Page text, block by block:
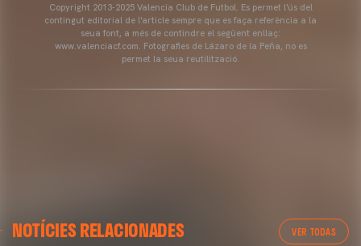
Copyright 2013-2025 Valencia Club de Futbol. Es permet l'ús del
contingut editorial de l'article sempre que es faça referència a la
seua font, a més de contindre el següent enllaç:
www.valenciacf.com. Fotografies de Lázaro de la Peña, no es
permet la seua reutilització.
NOTÍCIES RELACIONADES VER TODAS